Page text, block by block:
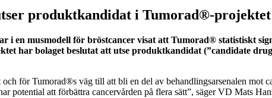
produktkandidat i Tumorad®-projektet
i en musmodell för bröstcancer visat att Tumorad® statistiskt
har bolaget beslutat att utse produktkandidat (”candidate
för Tumorad®s väg till att bli en del av behandlingsarsenalen
potential att förbättra cancervården på flera sätt”, säger VD Mats